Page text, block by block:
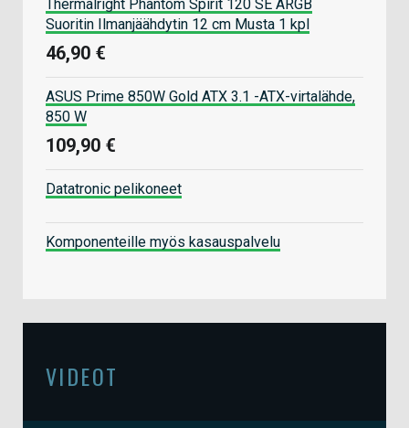
Thermalright Phantom Spirit 120 SE ARGB
Suoritin Ilmanjäähdytin 12 cm Musta 1 kpl
46,90 €
ASUS Prime 850W Gold ATX 3.1 -ATX-virtalähde,
850 W
109,90 €
Datatronic pelikoneet
Komponenteille myös kasauspalvelu
VIDEOT